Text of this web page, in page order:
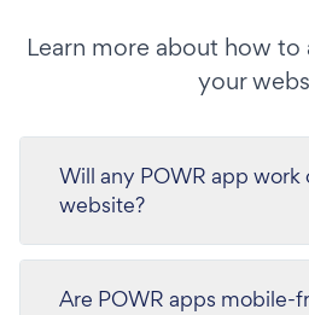
Learn more about how
your
Will any POWR app work
website?
Are POWR apps mobile-